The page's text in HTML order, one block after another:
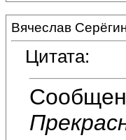
Вячеслав
Цитата: